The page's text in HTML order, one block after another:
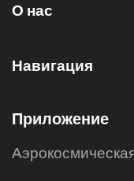
О нас
Навигация
Приложение